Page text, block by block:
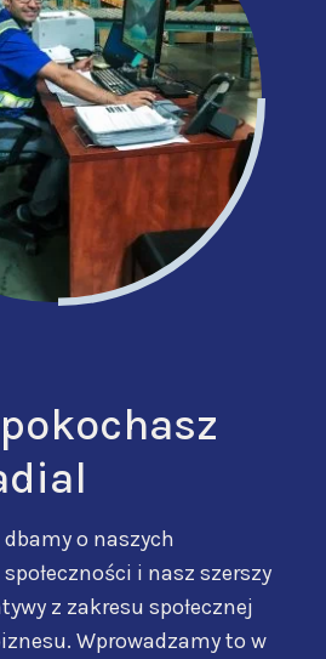
o naszych
i nasz szerszy
z zakresu społecznej
Wprowadzamy to w